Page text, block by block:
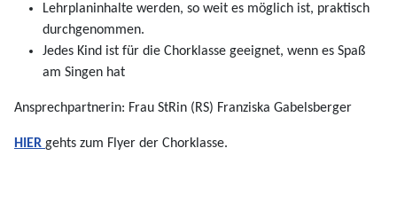
Lehrplaninhalte werden, so weit es möglich ist, praktisch
durchgenommen.
Jedes Kind ist für die Chorklasse geeignet, wenn es Spaß
am Singen hat
Ansprechpartnerin: Frau StRin (RS) Franziska Gabelsberger
HIER gehts zum Flyer der Chorklasse.